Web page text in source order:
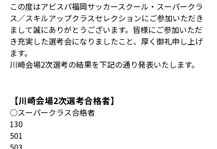
この度はアビスパ福岡サッカースクール・スーパークラ
ス／スキルアップクラスセレクションにご参加いただき
まして誠にありがとうございます。皆様にご参加いただ
き充実した選考会になりましたこと、厚く御礼申し上げ
ます。
川崎会場2次選考の結果を下記の通り発表いたします。
【川崎会場2次選考合格者】
○スーパークラス合格者
130
501